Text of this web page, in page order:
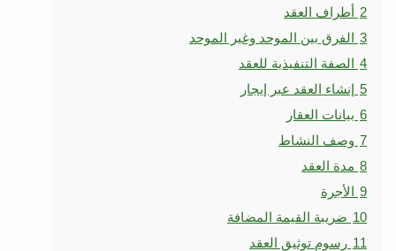
2 أطراف العقد
3 الفرق بين الموحد وغير الموحد
4 الصفة التنفيذية للعقد
5 إنشاء العقد عبر إيجار
6 بيانات العقار
7 وصف النشاط
8 مدة العقد
9 الأجرة
10 ضريبة القيمة المضافة
11 رسوم توثيق العقد